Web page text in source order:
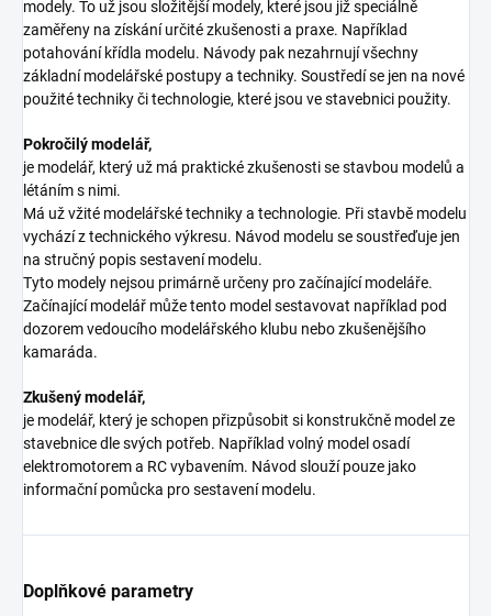
modely. To už jsou složitější modely, které jsou již speciálně
zaměřeny na získání určité zkušenosti a praxe. Například
potahování křídla modelu. Návody pak nezahrnují všechny
základní modelářské postupy a techniky. Soustředí se jen na nové
použité techniky či technologie, které jsou ve stavebnici použity.
Pokročilý modelář,
je modelář, který už má praktické zkušenosti se stavbou modelů a
létáním s nimi.
Má už vžité modelářské techniky a technologie. Při stavbě modelu
vychází z technického výkresu. Návod modelu se soustřeďuje jen
na stručný popis sestavení modelu.
Tyto modely nejsou primárně určeny pro začínající modeláře.
Začínající modelář může tento model sestavovat například pod
dozorem vedoucího modelářského klubu nebo zkušenějšího
kamaráda.
Zkušený modelář,
je modelář, který je schopen přizpůsobit si konstrukčně model ze
stavebnice dle svých potřeb. Například volný model osadí
elektromotorem a RC vybavením. Návod slouží pouze jako
informační pomůcka pro sestavení modelu.
Doplňkové parametry